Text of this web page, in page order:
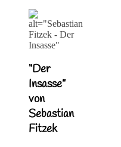
“Der
Insasse”
von
Sebastian
Fitzek